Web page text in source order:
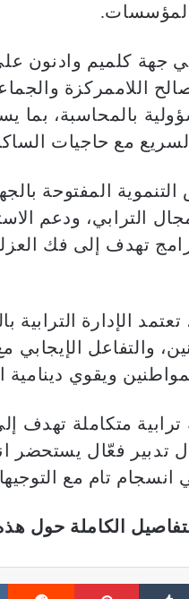
جهة كلميم وادنون
اللاممركزة
بالمحاسبة،
مع حاجيات
المفتوحة
الترابي، ودعم
تهدف إلى فك
الإدارة الترابية
والتفاعل الإيجابي
ويقوي
ترابية متكاملة تهدف
تدبير فعّال يستحضر
انسجام تام مع
الكاملة حول هذه
Tumblr
Pinterest